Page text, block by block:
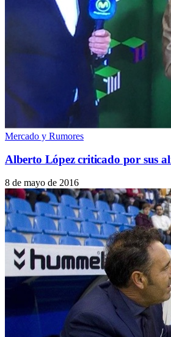
Mercado y Rumores
Alberto López criticado por sus
8 de mayo de 2016